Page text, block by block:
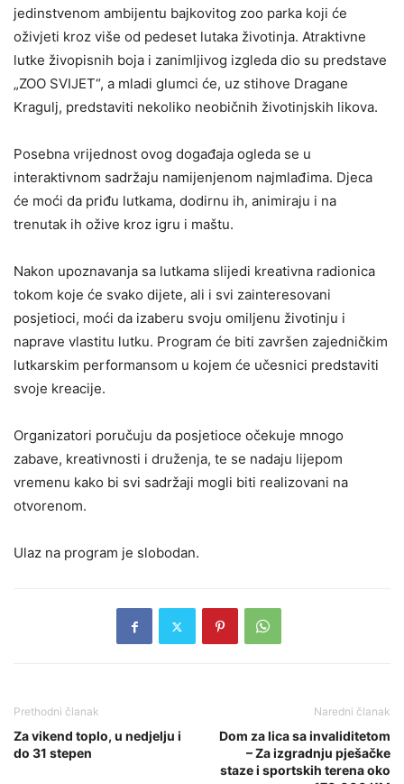
jedinstvenom ambijentu bajkovitog zoo parka koji će
oživjeti kroz više od pedeset lutaka životinja. Atraktivne
lutke živopisnih boja i zanimljivog izgleda dio su predstave
„ZOO SVIJET“, a mladi glumci će, uz stihove Dragane
Kragulj, predstaviti nekoliko neobičnih životinjskih likova.
Posebna vrijednost ovog događaja ogleda se u
interaktivnom sadržaju namijenjenom najmlađima. Djeca
će moći da priđu lutkama, dodirnu ih, animiraju i na
trenutak ih ožive kroz igru i maštu.
Nakon upoznavanja sa lutkama slijedi kreativna radionica
tokom koje će svako dijete, ali i svi zainteresovani
posjetioci, moći da izaberu svoju omiljenu životinju i
naprave vlastitu lutku. Program će biti završen zajedničkim
lutkarskim performansom u kojem će učesnici predstaviti
svoje kreacije.
Organizatori poručuju da posjetioce očekuje mnogo
zabave, kreativnosti i druženja, te se nadaju lijepom
vremenu kako bi svi sadržaji mogli biti realizovani na
otvorenom.
Ulaz na program je slobodan.
Prethodni članak
Za vikend toplo, u nedjelju i
do 31 stepen
Naredni članak
Dom za lica sa invaliditetom
– Za izgradnju pješačke
staze i sportskih terena oko